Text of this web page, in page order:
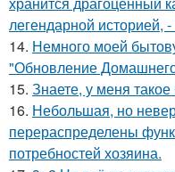
легендарной историей,
14. Немного моей
"Обновление
15. Знаете, у меня
16. Небольшая, но
перераспределены
потребностей хозяина.